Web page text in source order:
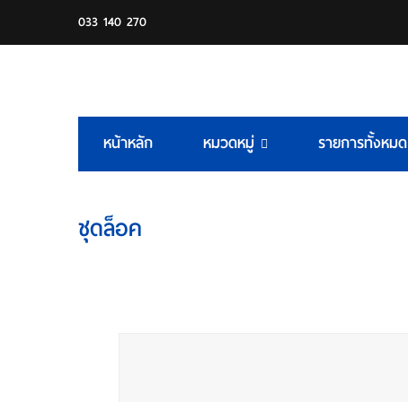
033 140 270
หน้าหลัก หมวดหมู่ รายการทั้งหมด
ชุดล็อค